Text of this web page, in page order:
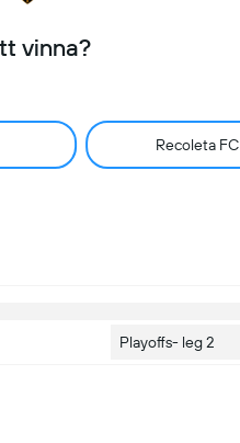
vinna?
Recoleta FC
Playoffs- leg 2